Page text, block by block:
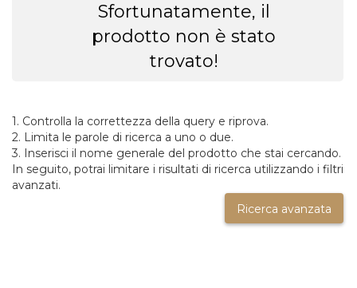
Sfortunatamente, il
prodotto non è stato
trovato!
1. Controlla la correttezza della query e riprova.
2. Limita le parole di ricerca a uno o due.
3. Inserisci il nome generale del prodotto che stai cercando.
In seguito, potrai limitare i risultati di ricerca utilizzando i filtri
avanzati.
Ricerca avanzata